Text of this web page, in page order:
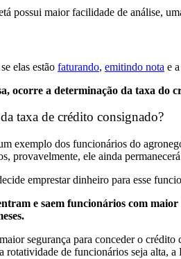
possui maior facilidade de análise,
elas estão faturando, emitindo nota e
ocorre a determinação da taxa do
taxa de crédito consignado?
exemplo dos funcionários do
provavelmente, ele ainda
emprestar dinheiro para esse
e saem funcionários com
segurança para conceder o
de funcionários seja alta,